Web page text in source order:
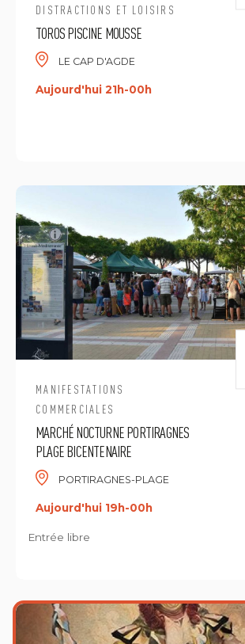
DISTRACTIONS ET LOISIRS
TOROS PISCINE MOUSSE
LE CAP D'AGDE
Aujourd'hui 21h-00h
MANIFESTATIONS
COMMERCIALES
MARCHÉ NOCTURNE PORTIRAGNES
PLAGE BICENTENAIRE
PORTIRAGNES-PLAGE
Aujourd'hui 19h-00h
Entrée libre